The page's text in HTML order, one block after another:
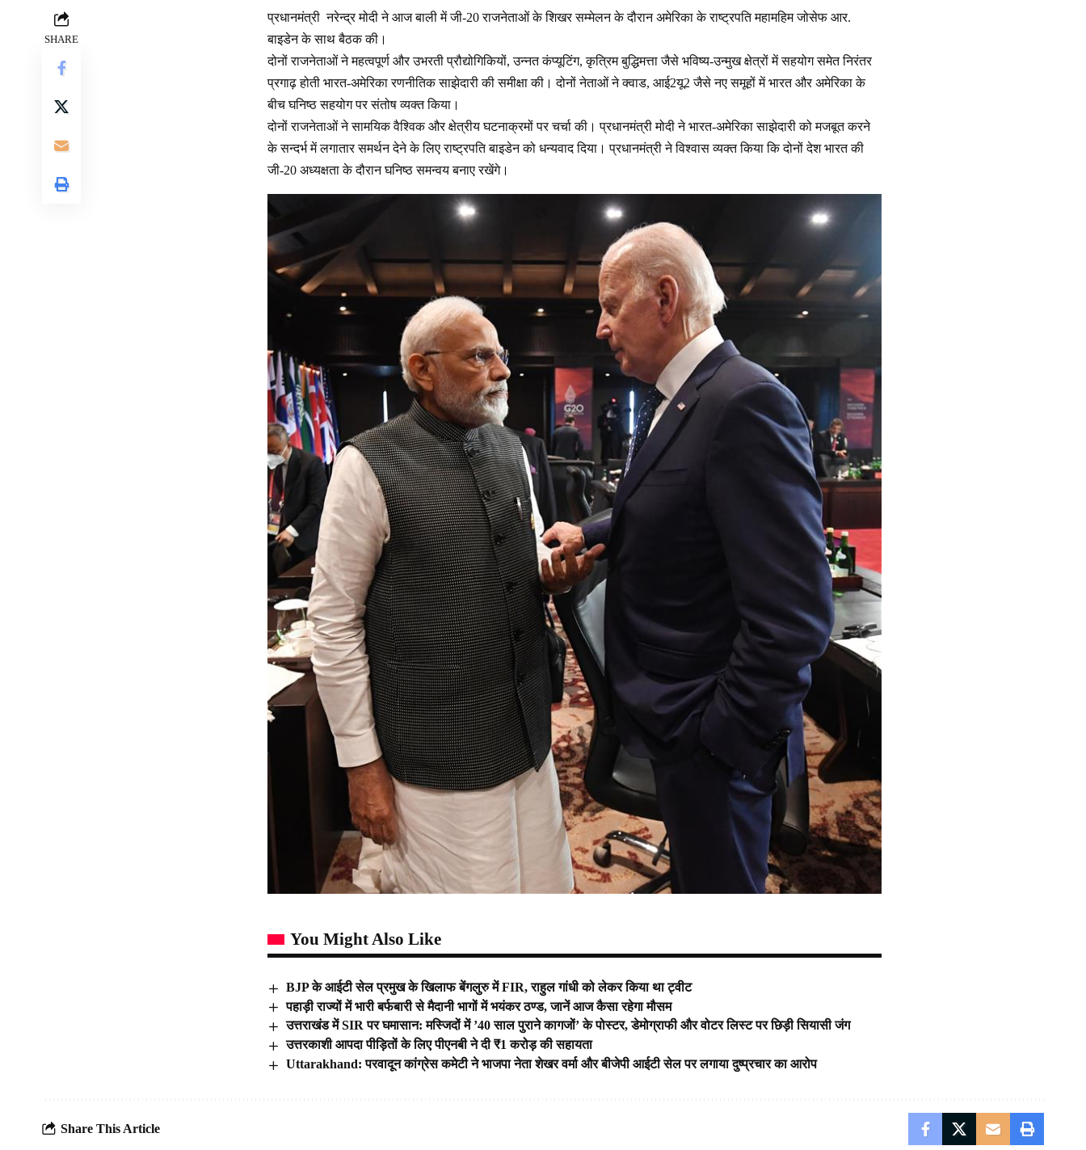
SHARE
प्रधानमंत्री नरेन्द्र मोदी ने आज बाली में जी-20 राजनेताओं के शिखर सम्मेलन के दौरान अमेरिका के राष्ट्रपति महामहिम जोसेफ आर.
बाइडेन के साथ बैठक की।
दोनों राजनेताओं ने महत्वपूर्ण और उभरती प्रौद्योगिकियों, उन्नत कंप्यूटिंग, कृत्रिम बुद्धिमत्ता जैसे भविष्य-उन्मुख क्षेत्रों में सहयोग समेत निरंतर
प्रगाढ़ होती भारत-अमेरिका रणनीतिक साझेदारी की समीक्षा की। दोनों नेताओं ने क्वाड, आई2यू2 जैसे नए समूहों में भारत और अमेरिका के
बीच घनिष्ठ सहयोग पर संतोष व्यक्त किया।
दोनों राजनेताओं ने सामयिक वैश्विक और क्षेत्रीय घटनाक्रमों पर चर्चा की। प्रधानमंत्री मोदी ने भारत-अमेरिका साझेदारी को मजबूत करने
के सन्दर्भ में लगातार समर्थन देने के लिए राष्ट्रपति बाइडेन को धन्यवाद दिया। प्रधानमंत्री ने विश्वास व्यक्त किया कि दोनों देश भारत की
जी-20 अध्यक्षता के दौरान घनिष्ठ समन्वय बनाए रखेंगे।
You Might Also Like
BJP के आईटी सेल प्रमुख के खिलाफ बेंगलुरु में FIR, राहुल गांधी को लेकर किया था ट्वीट
पहाड़ी राज्यों में भारी बर्फबारी से मैदानी भागों में भयंकर ठण्ड, जानें आज कैसा रहेगा मौसम
उत्तराखंड में SIR पर घमासान: मस्जिदों में ’40 साल पुराने कागजों’ के पोस्टर, डेमोग्राफी और वोटर लिस्ट पर छिड़ी सियासी जंग
उत्तरकाशी आपदा पीड़ितों के लिए पीएनबी ने दी ₹1 करोड़ की सहायता
Uttarakhand: परवादून कांग्रेस कमेटी ने भाजपा नेता शेखर वर्मा और बीजेपी आईटी सेल पर लगाया दुष्प्रचार का आरोप
Share This Article